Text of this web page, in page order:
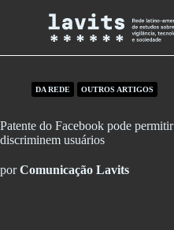
DA REDE OUTROS ARTIGOS
Patente do Facebook pode
discriminem usuários
porComunicação Lavits